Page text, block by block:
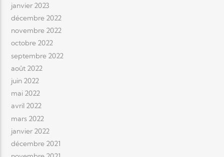
janvier 2023
décembre 2022
novembre 2022
octobre 2022
septembre 2022
août 2022
juin 2022
mai 2022
avril 2022
mars 2022
janvier 2022
décembre 2021